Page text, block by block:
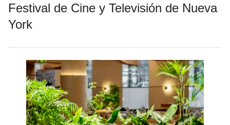
Festival de Cine y Televisión de Nueva
York